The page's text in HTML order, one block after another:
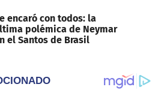
encaró con todos: la
polémica de Neymar
el Santos de Brasil